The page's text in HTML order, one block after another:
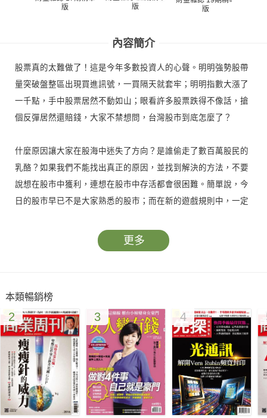
版
版
版
內容簡介
股票真的太難做了！這是今年多數投資人的心聲。明明強勢股帶
量突破盤整區出現買進訊號，一買隔天就套牢；明明指數大漲了
一千點，手中股票居然不動如山；眼看許多股票跌得不像話，搶
個反彈居然還賠錢，大家不禁想問，台灣股市到底怎麼了？
什麼原因讓大家在股海中迷失了方向？是誰偷走了數百萬股民的
乳酪？如果我們不能找出真正的原因，並找到解決的方法，不要
說想在股市中獲利，連想在股市中存活都會很困難。簡單說，今
日的股市早已不是大家熟悉的股市；而在新的遊戲規則中，一定
此外，也要謹記以下新規則：千萬不要相信「第一手」消息、千
然有許多好機會，等待我們去掌握。
更多
本類暢銷榜
2 3 4